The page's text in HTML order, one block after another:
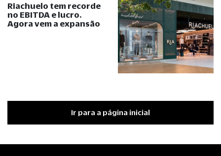
Riachuelo tem recorde
no EBITDA e lucro.
Agora vem a expansão
Ir para a página inicial